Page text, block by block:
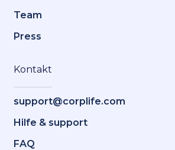
Team
Press
Kontakt
support@corplife.com
Hilfe & support
FAQ